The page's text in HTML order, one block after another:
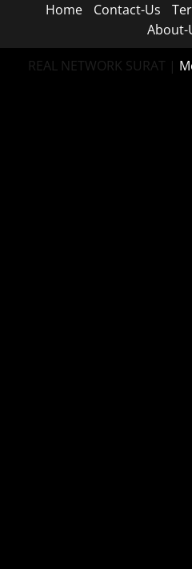
Home Contact-Us
About-
REAL NETWORK SURAT |